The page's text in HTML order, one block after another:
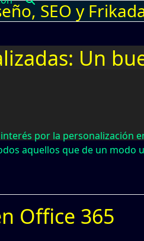
SEO y
Un
por la personalización
aquellos que de un modo
Office 365